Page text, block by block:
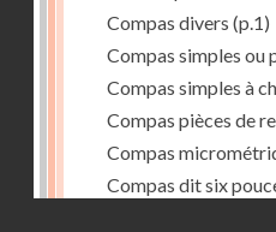
Compas divers (p.1)
Compas simples ou
Compas simples à
Compas pièces de
Compas
Compas dit six